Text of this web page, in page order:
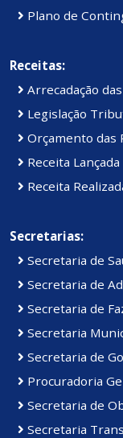
Plano de
Receitas:
Arrecadação
Legislação
Orçamento das
Receita Lançada
Receita
Secretarias:
Secretaria de
Secretaria de
Secretaria de
Secretaria
Secretaria de
Procuradoria
Secretaria de
Secretaria